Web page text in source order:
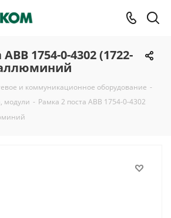
1754-0-4302 (1722-
и коммуникационное оборудование -
модули - Рамка 2 поста ABB 1754-0-4302